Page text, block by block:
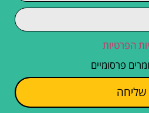
הפרטיות
פרסומיים
שליחה